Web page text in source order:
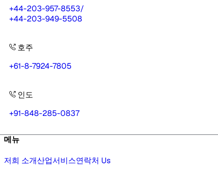
+44-203-957-8553/
+44-203-949-5508
호주
+61-8-7924-7805
인도
+91-848-285-0837
메뉴
저희 소개산업서비스연락처 Us